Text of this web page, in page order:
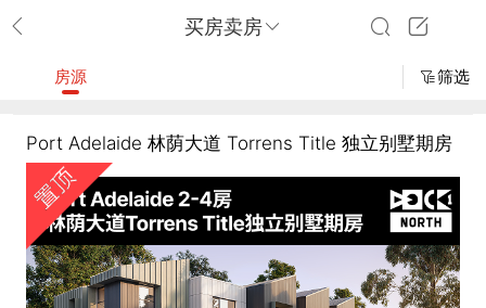
买房卖房
房源 筛选
Port Adelaide 林荫大道 Torrens Title 独立别墅期房